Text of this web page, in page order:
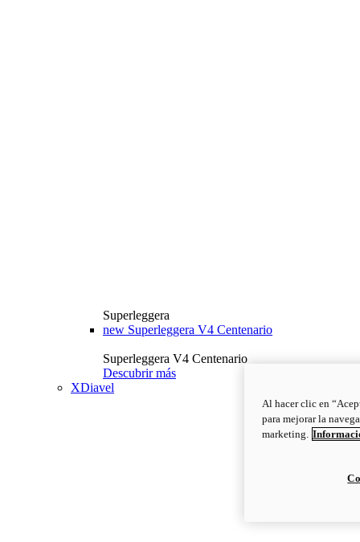
Superleggera
new Superleggera V4 Centenario
Superleggera V4 Centenario
Descubrir más
XDiavel
Al hacer clic en
para mejorar la
marketing.